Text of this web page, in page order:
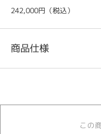
242,000円（税込）
商品仕様
時計
この